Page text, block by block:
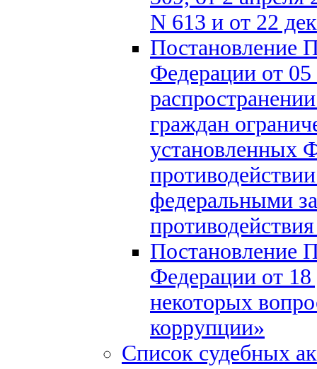
N 613 и от 22
Постановление
Федерации от
граждан
установленных
федеральными
Постановление
Федерации от
некоторых
коррупции»
Список судебных